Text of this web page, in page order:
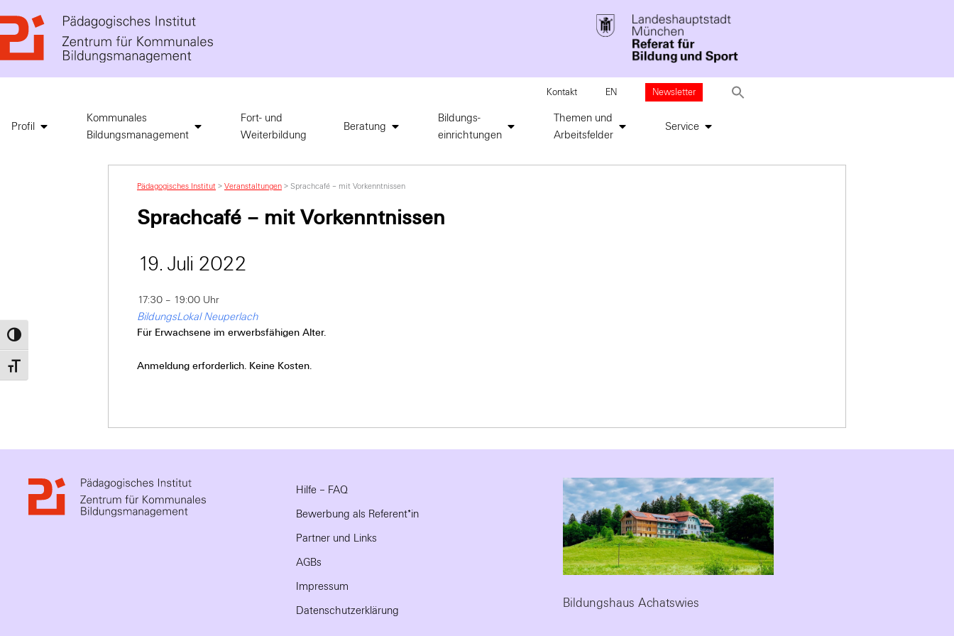
Umschalten auf hohe Kontraste
Schrift vergrößern
Kontakt EN Newsletter
Profil
Kommunales
Bildungsmanagement
Fort- und
Weiterbildung
Beratung
Bildungs-
einrichtungen
Themen und
Arbeitsfelder
Service
Pädagogisches Institut > Veranstaltungen > Sprachcafé – mit Vorkenntnissen
Sprachcafé – mit Vorkenntnissen
19. Juli 2022
17:30 – 19:00 Uhr
BildungsLokal Neuperlach
Für Erwachsene im erwerbsfähigen Alter.
Anmeldung erforderlich. Keine Kosten.
Hilfe – FAQ
Bewerbung als Referent*in
Partner und Links
AGBs
Impressum
Datenschutzerklärung
Bildungshaus Achatswies